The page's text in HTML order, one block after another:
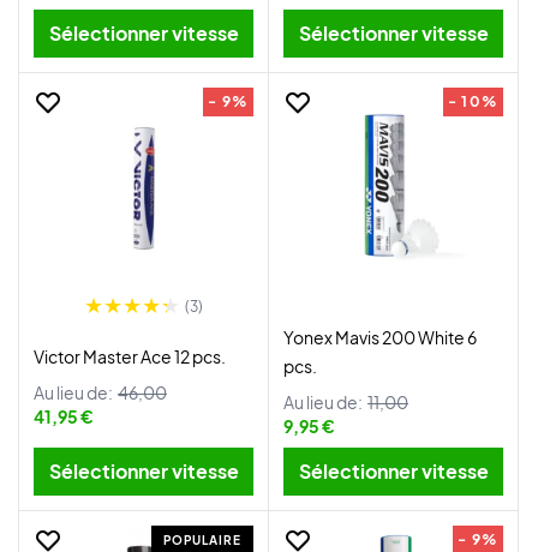
Sélectionner vitesse Sélectionner vitesse
- 9%
(3)
Victor Master Ace 12 pcs.
Au lieu de: 46,00
41,95 €
Sélectionner vitesse
- 10%
Yonex Mavis 200 White 6
pcs.
Au lieu de: 11,00
9,95 €
Sélectionner vitesse
POPULAIRE - 9%